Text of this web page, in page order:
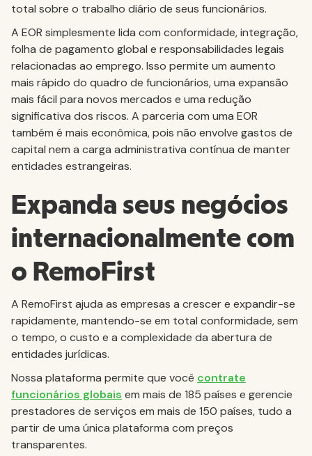
total sobre o trabalho diário de seus funcionários.
A EOR simplesmente lida com conformidade, integração,
folha de pagamento global e responsabilidades legais
relacionadas ao emprego. Isso permite um aumento
mais rápido do quadro de funcionários, uma expansão
mais fácil para novos mercados e uma redução
significativa dos riscos. A parceria com uma EOR
também é mais econômica, pois não envolve gastos de
capital nem a carga administrativa contínua de manter
entidades estrangeiras.
Expanda seus negócios
internacionalmente com
o RemoFirst
A RemoFirst ajuda as empresas a crescer e expandir-se
rapidamente, mantendo-se em total conformidade, sem
o tempo, o custo e a complexidade da abertura de
entidades jurídicas.
Nossa plataforma permite que você contrate
funcionários globais em mais de 185 países e gerencie
prestadores de serviços em mais de 150 países, tudo a
partir de uma única plataforma com preços
transparentes.